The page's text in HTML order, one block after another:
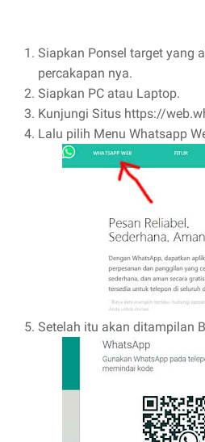
Siapkan Ponsel target yang
percakapan nya.
Siapkan PC atau Laptop.
Kunjungi Situs https://
Lalu pilih Menu Whatsapp
Setelah itu akan ditampilan